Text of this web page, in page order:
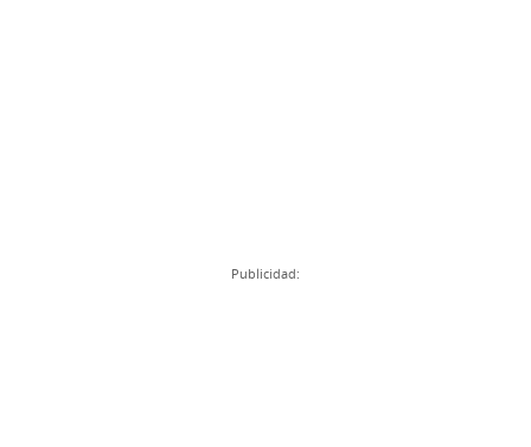
Publicidad: